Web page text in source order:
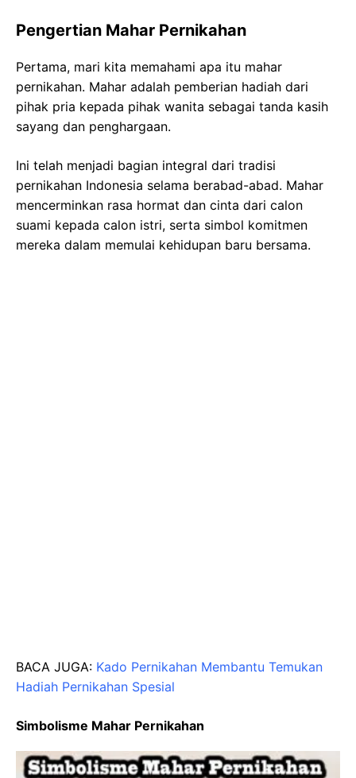
Pengertian Mahar Pernikahan
Pertama, mari kita memahami apa itu mahar
pernikahan. Mahar adalah pemberian hadiah dari
pihak pria kepada pihak wanita sebagai tanda kasih
sayang dan penghargaan.
Ini telah menjadi bagian integral dari tradisi
pernikahan Indonesia selama berabad-abad. Mahar
mencerminkan rasa hormat dan cinta dari calon
suami kepada calon istri, serta simbol komitmen
mereka dalam memulai kehidupan baru bersama.
BACA JUGA: Kado Pernikahan Membantu Temukan
Hadiah Pernikahan Spesial
Simbolisme Mahar Pernikahan